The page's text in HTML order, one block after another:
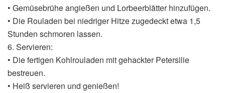
• Gemüsebrühe angießen und Lorbeerblätter hinzufügen.
• Die Rouladen bei niedriger Hitze zugedeckt etwa 1,5
Stunden schmoren lassen.
6. Servieren:
• Die fertigen Kohlrouladen mit gehackter Petersilie
bestreuen.
• Heiß servieren und genießen!